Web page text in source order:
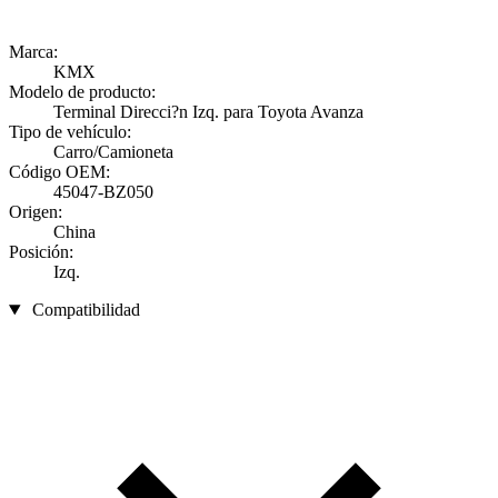
Marca:
KMX
Modelo de producto:
Terminal Direcci?n Izq. para Toyota Avanza
Tipo de vehículo:
Carro/Camioneta
Código OEM:
45047-BZ050
Origen:
China
Posición:
Izq.
Compatibilidad